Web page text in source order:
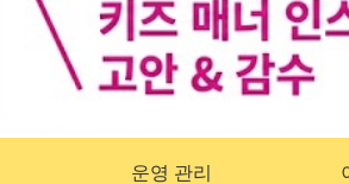
운영 관리